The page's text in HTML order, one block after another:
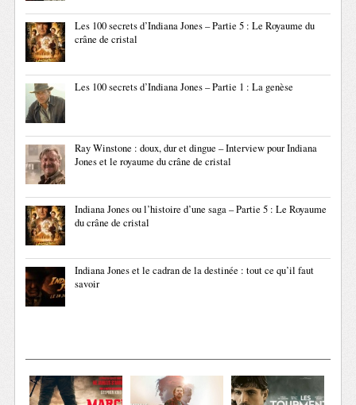
Les 100 secrets d’Indiana Jones – Partie 5 : Le Royaume du
crâne de cristal
Les 100 secrets d’Indiana Jones – Partie 1 : La genèse
Ray Winstone : doux, dur et dingue – Interview pour Indiana
Jones et le royaume du crâne de cristal
Indiana Jones ou l’histoire d’une saga – Partie 5 : Le Royaume
du crâne de cristal
Indiana Jones et le cadran de la destinée : tout ce qu’il faut
savoir